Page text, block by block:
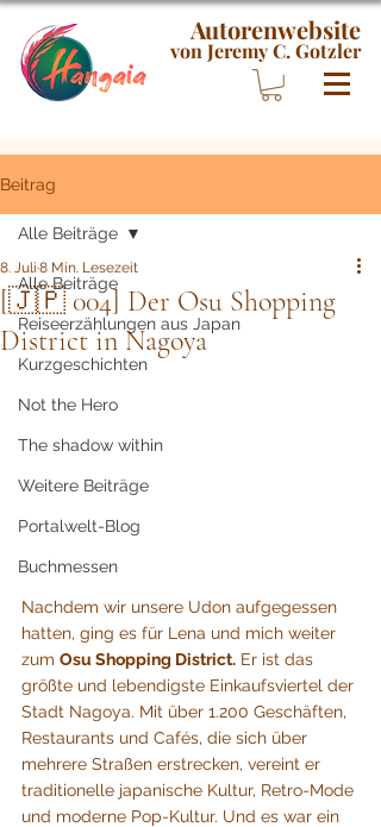
Autorenwebsite
von Jeremy C. Gotzler
Beitrag
Alle Beiträge
Reiseerzählungen aus Japan
Kurzgeschichten
Not the Hero
The shadow within
Weitere Beiträge
Portalwelt-Blog
Buchmessen
Alle Beiträge
[🇯🇵 004] Der Osu Shopping
District in Nagoya
8. Juli 8 Min. Lesezeit
Nachdem wir unsere Udon aufgegessen
hatten, ging es für Lena und mich weiter
zum Osu Shopping District. Er ist das
größte und lebendigste Einkaufsviertel der
Stadt Nagoya. Mit über 1.200 Geschäften,
Restaurants und Cafés, die sich über
mehrere Straßen erstrecken, vereint er
traditionelle japanische Kultur, Retro-Mode
und moderne Pop-Kultur. Und es war ein